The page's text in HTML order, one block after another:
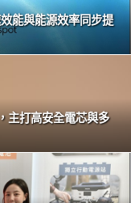
能與能源效率同步提
主打高安全電芯與多